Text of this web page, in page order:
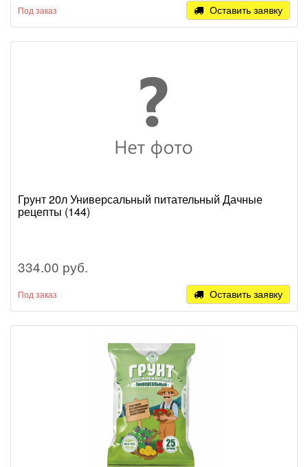
Под заказ Оставить заявку
Грунт 20л Универсальный питательный Дачные
рецепты (144)
334.00 руб.
Под заказ Оставить заявку